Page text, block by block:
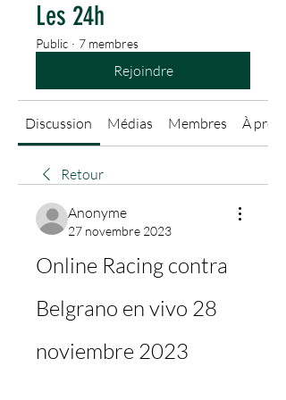
Les 24h
Public · 7 membres
Rejoindre
Discussion Médias Membres À
Retour
Anonyme
27 novembre 2023
Online Racing contra
Belgrano en vivo 28
noviembre 2023